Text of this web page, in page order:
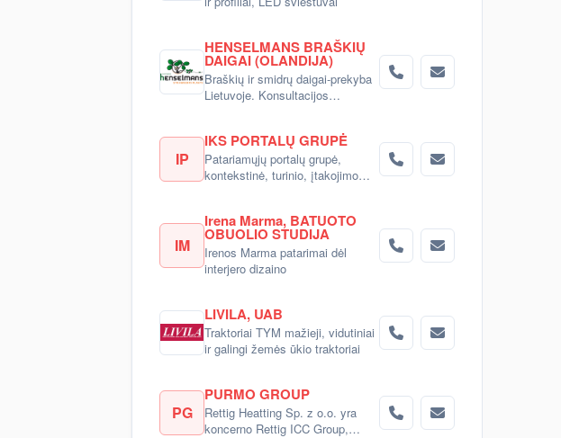
HENSELMANS BRAŠKIŲ
DAIGAI (OLANDIJA)
Braškių ir smidrų daigai-prekyba
Lietuvoje. Konsultacijos
IP
IKS PORTALŲ GRUPĖ
Patariamųjų portalų grupė,
kontekstinė, turinio, įtakojimo
IM
Irena Marma, BATUOTO
OBUOLIO STUDIJA
Irenos Marma patarimai dėl
interjero dizaino
LIVILA, UAB
Traktoriai TYM mažieji, vidutiniai
ir galingi žemės ūkio traktoriai
PG
PURMO GROUP
Rettig Heatting Sp. z o.o. yra
koncerno Rettig ICC Group,